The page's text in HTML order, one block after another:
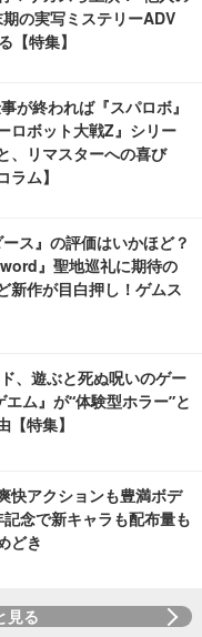
の実写ミステリーADV
【特集】
が終われば『スパロボ』
ロボット大戦Z』シリー
、リマスターへの喜び
ラム】
ス』の評価はいかほど？
』聖地巡礼に期待の
新作が目白押し！ゲムス
、遊ぶと死ぬ呪いのゲー
ム』が“体験型ホラー”と
【特集】
快アクションも豊満ボデ
念で新キャラも配布量も
どき
見る